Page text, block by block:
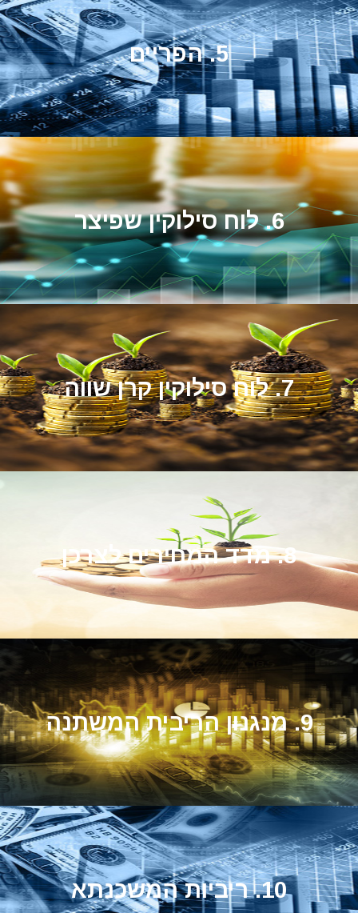
5. הפריים
6. לוח סילוקין שפיצר
7. לוח סילוקין קרן שווה
8. מדד המחירים לצרכן
9. מנגנון הריבית המשתנה
10. ריביות המשכנתא